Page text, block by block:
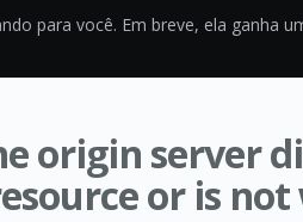
para você. Em breve, ela ganha
origin server
or is